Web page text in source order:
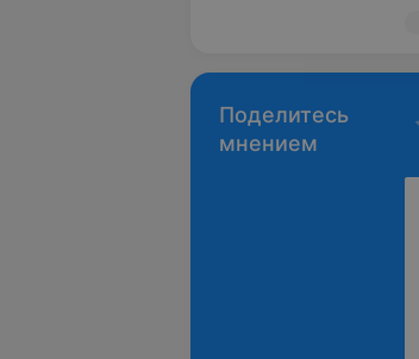
Поделитесь
мнением